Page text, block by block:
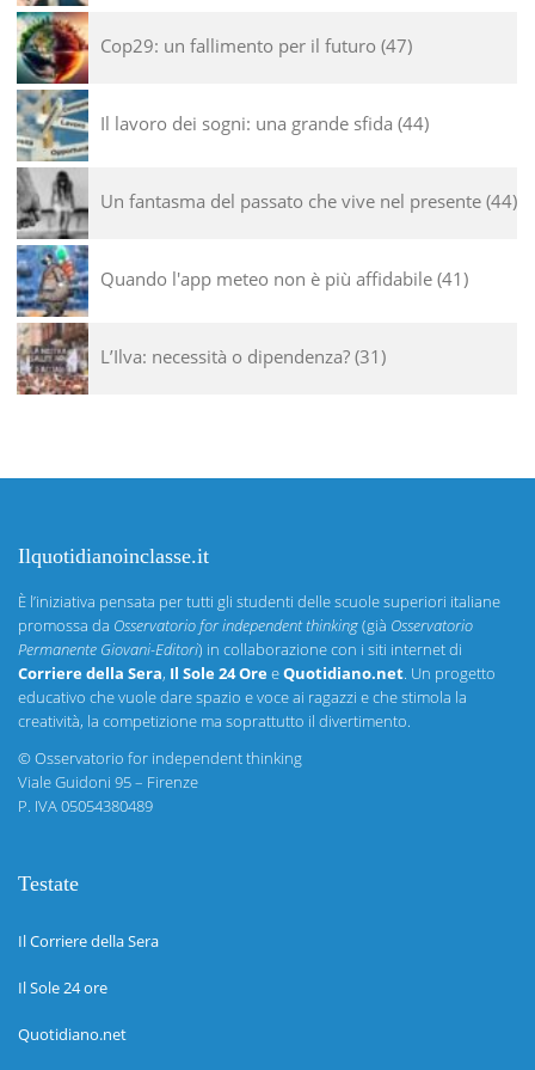
Cop29: un fallimento per il futuro 47
Il lavoro dei sogni: una grande sfida 44
Un fantasma del passato che vive nel presente 44
Quando l'app meteo non è più affidabile 41
L’Ilva: necessità o dipendenza? 31
Ilquotidianoinclasse.it
È l’iniziativa pensata per tutti gli studenti delle scuole superiori italiane
promossa da Osservatorio for independent thinking(già Osservatorio
Permanente Giovani-Editori) in collaborazione con i siti internet di
Corriere della Sera, Il Sole 24 OreeQuotidiano.net. Un progetto
educativo che vuole dare spazio e voce ai ragazzi e che stimola la
creatività, la competizione ma soprattutto il divertimento.
©Osservatorio for independent thinking
Viale Guidoni 95 – Firenze
P. IVA 05054380489
Testate
Il Corriere della Sera
Il Sole 24 ore
Quotidiano.net